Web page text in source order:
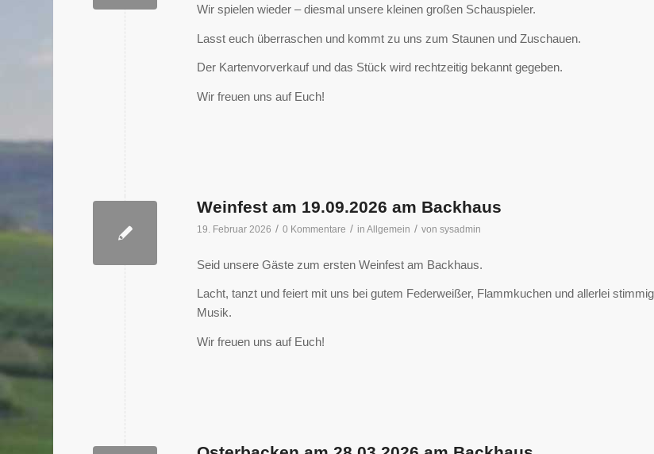
Wir spielen wieder – diesmal unsere kleinen großen Schauspieler.
Lasst euch überraschen und kommt zu uns zum Staunen und Zuschauen.
Der Kartenvorverkauf und das Stück wird rechtzeitig bekannt gegeben.
Wir freuen uns auf Euch!
Weinfest am 19.09.2026 am Backhaus
19. Februar 2026 / 0 Kommentare / inAllgemein / vonsysadmin
Seid unsere Gäste zum ersten Weinfest am Backhaus.
Lacht, tanzt und feiert mit uns bei gutem Federweißer, Flammkuchen und allerlei
Musik.
Wir freuen uns auf Euch!